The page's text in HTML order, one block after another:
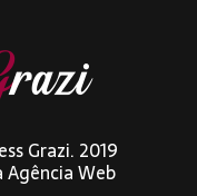
Grazi. 2019
Agência Web